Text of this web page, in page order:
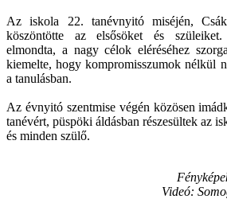
Az iskola 22. tanévnyitó miséjén,
köszöntötte az elsősöket és szüleiket.
elmondta, a nagy célok eléréséhez
kiemelte, hogy kompromisszumok nélkül
a tanulásban.
Az évnyitó szentmise végén közösen
tanévért, püspöki áldásban részesültek az
és minden szülő.
Videó: